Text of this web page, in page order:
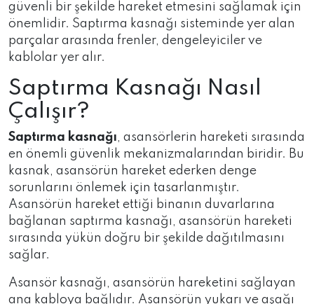
güvenli bir şekilde hareket etmesini sağlamak için
önemlidir. Saptırma kasnağı sisteminde yer alan
parçalar arasında frenler, dengeleyiciler ve
kablolar yer alır.
Saptırma Kasnağı Nasıl
Çalışır?
Saptırma kasnağı, asansörlerin hareketi sırasında
en önemli güvenlik mekanizmalarından biridir. Bu
kasnak, asansörün hareket ederken denge
sorunlarını önlemek için tasarlanmıştır.
Asansörün hareket ettiği binanın duvarlarına
bağlanan saptırma kasnağı, asansörün hareketi
sırasında yükün doğru bir şekilde dağıtılmasını
sağlar.
Asansör kasnağı, asansörün hareketini sağlayan
ana kabloya bağlıdır. Asansörün yukarı ve aşağı